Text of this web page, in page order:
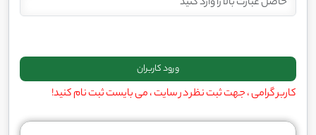
کاربر گرامی ، جهت ثبت نظر در سایت ، می بایست ثبت نام کنید!